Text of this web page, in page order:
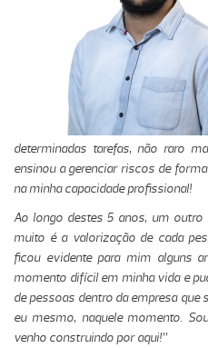
determinadas tarefas, não raro
ensinou a gerenciar riscos de
na minha capacidade profissional!
Ao longo destes 5 anos, um outro
muito é a valorização de cada
ficou evidente para mim alguns
momento difícil em minha vida e
de pessoas dentro da empresa
eu mesmo, naquele momento.
venho construindo por aqui!”